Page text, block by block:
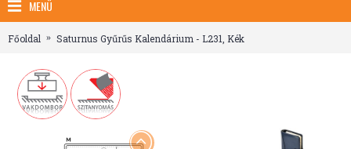
MENÜ
Főoldal Saturnus Gyűrűs Kalendárium - L231, Kék